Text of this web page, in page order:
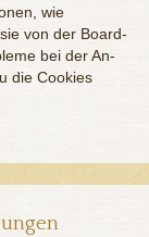
wie
von der Board-
bei der An-
die Cookies